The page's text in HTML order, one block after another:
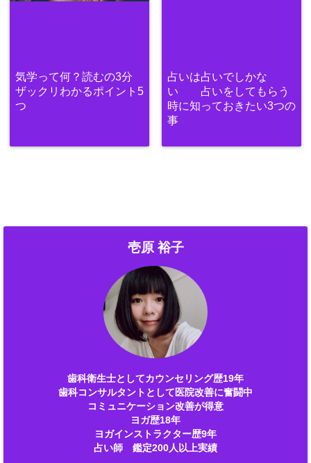
気学って何？読むの3分
ザックリわかるポイント5
つ
占いは占いでしかな
い 占いをしてもらう
時に知っておきたい3つの
事
壱原 裕子
歯科衛生士としてカウンセリング歴19年
歯科コンサルタントとして医院改善に奮闘中
コミュニケーション改善が得意
ヨガ歴18年
ヨガインストラクター歴9年
占い師 鑑定200人以上実績